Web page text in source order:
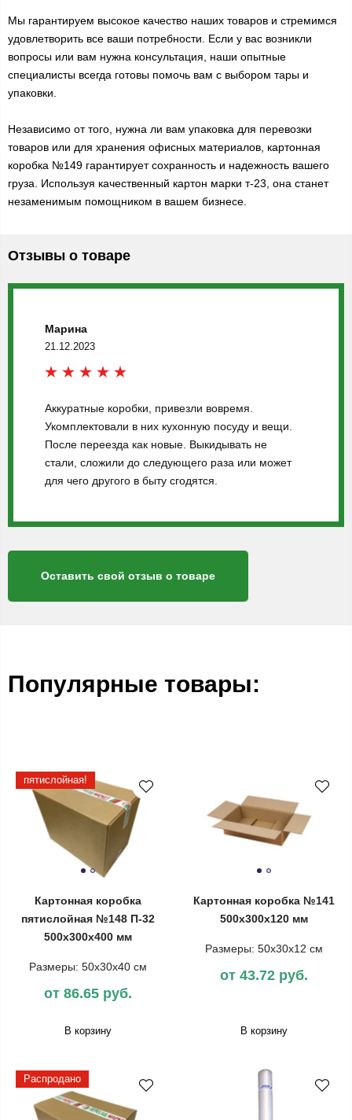
Мы гарантируем высокое качество наших товаров и стремимся
удовлетворить все ваши потребности. Если у вас возникли
вопросы или вам нужна консультация, наши опытные
специалисты всегда готовы помочь вам с выбором тары и
упаковки.
Независимо от того, нужна ли вам упаковка для перевозки
товаров или для хранения офисных материалов, картонная
коробка №149 гарантирует сохранность и надежность вашего
груза. Используя качественный картон марки т-23, она станет
незаменимым помощником в вашем бизнесе.
Отзывы о товаре
Марина
21.12.2023
Аккуратные коробки, привезли вовремя.
Укомплектовали в них кухонную посуду и вещи.
После переезда как новые. Выкидывать не
стали, сложили до следующего раза или может
для чего другого в быту сгодятся.
Оставить свой отзыв о товаре
Популярные товары:
пятислойная!
Картонная коробка
пятислойная №148 П-32
500х300х400 мм
Размеры: 50х30х40 см
от 86.65 руб.
В корзину
Картонная коробка №141
500х300х120 мм
Размеры: 50х30х12 см
от 43.72 руб.
В корзину
Распродано